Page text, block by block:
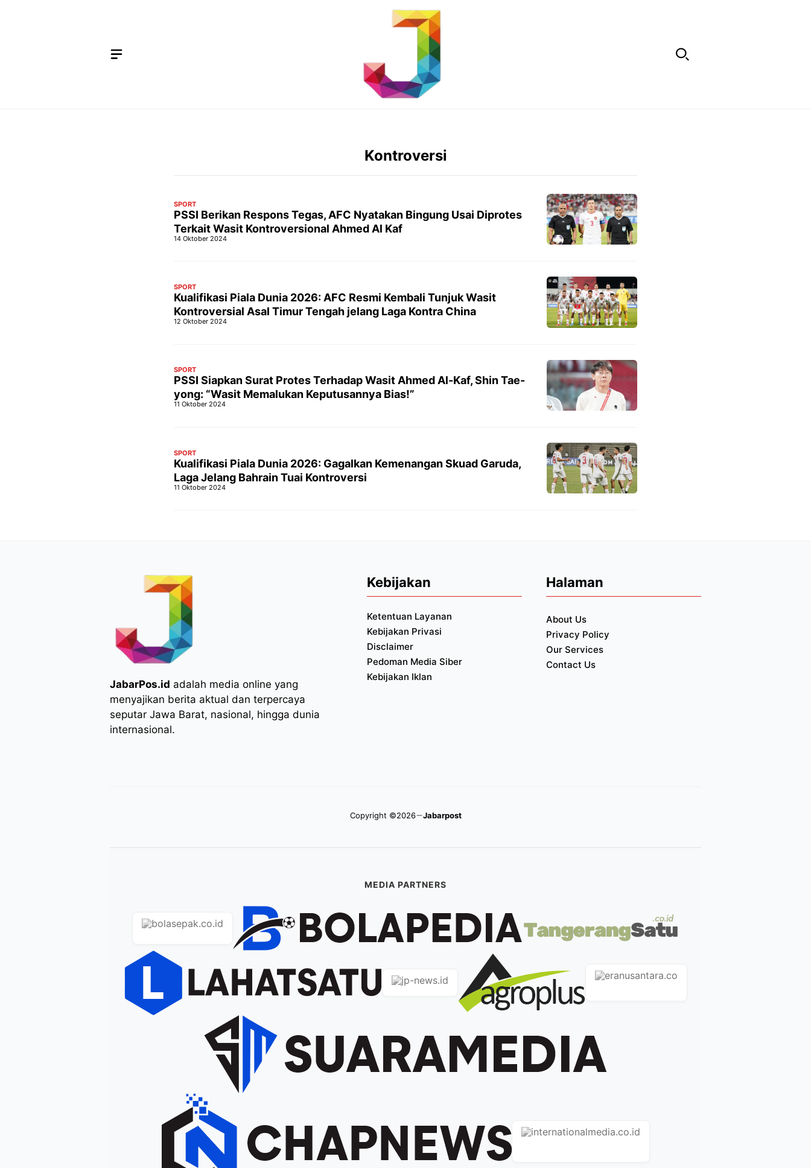
Kontroversi
SPORT
PSSI Berikan Respons Tegas, AFC Nyatakan Bingung Usai Diprotes
Terkait Wasit Kontroversional Ahmed Al Kaf
14 Oktober 2024
SPORT
Kualifikasi Piala Dunia 2026: AFC Resmi Kembali Tunjuk Wasit
Kontroversial Asal Timur Tengah jelang Laga Kontra China
12 Oktober 2024
SPORT
PSSI Siapkan Surat Protes Terhadap Wasit Ahmed Al-Kaf, Shin Tae-
yong: “Wasit Memalukan Keputusannya Bias!”
11 Oktober 2024
SPORT
Kualifikasi Piala Dunia 2026: Gagalkan Kemenangan Skuad Garuda,
Laga Jelang Bahrain Tuai Kontroversi
11 Oktober 2024
JabarPos.id adalah media online yang
menyajikan berita aktual dan terpercaya
seputar Jawa Barat, nasional, hingga dunia
internasional.
Kebijakan
Ketentuan Layanan
Kebijakan Privasi
Disclaimer
Pedoman Media Siber
Kebijakan Iklan
Halaman
About Us
Privacy Policy
Our Services
Contact Us
Copyright ©2026 Jabarpost
MEDIA PARTNERS